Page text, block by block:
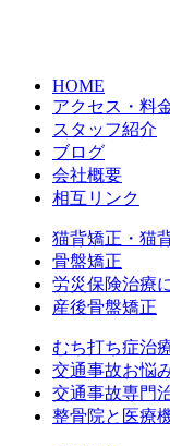
HOME
アクセス・料
スタッフ紹介
ブログ
会社概要
相互リンク
猫背矯正・猫
骨盤矯正
労災保険治療
産後骨盤矯正
むち打ち症治
交通事故お悩
交通事故専門
整骨院と医療